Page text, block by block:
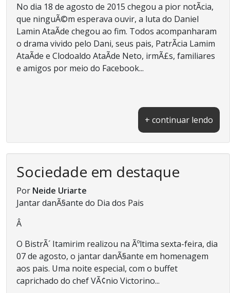
No dia 18 de agosto de 2015 chegou a pior notÃ­cia,
que ninguÃ©m esperava ouvir, a luta do Daniel
Lamin AtaÃ­de chegou ao fim. Todos acompanharam
o drama vivido pelo Dani, seus pais, PatrÃ­cia Lamim
AtaÃ­de e Clodoaldo AtaÃ­de Neto, irmÃ£s, familiares
e amigos por meio do Facebook...
+ continuar lendo
Sociedade em destaque
Por Neide Uriarte
Jantar danÃ§ante do Dia dos Pais
Â
O BistrÃ´ Itamirim realizou na Ãºltima sexta-feira, dia
07 de agosto, o jantar danÃ§ante em homenagem
aos pais. Uma noite especial, com o buffet
caprichado do chef VÃ¢nio Victorino...